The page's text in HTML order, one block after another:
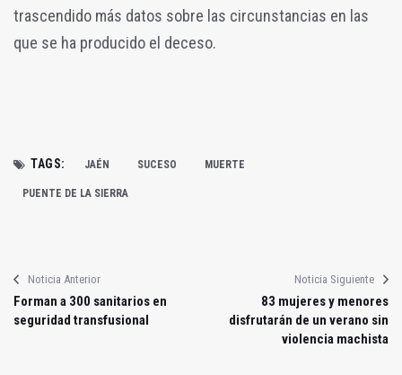
trascendido más datos sobre las circunstancias en las
que se ha producido el deceso.
TAGS: JAÉN SUCESO MUERTE
PUENTE DE LA SIERRA
Noticia Anterior
Forman a 300 sanitarios en
seguridad transfusional
Noticia Siguiente
83 mujeres y menores
disfrutarán de un verano sin
violencia machista